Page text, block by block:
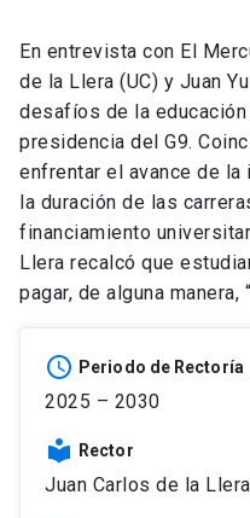
En entrevista con El
de la Llera (UC) y Juan
desafíos de la
presidencia del G9.
enfrentar el avance de
la duración de las
financiamiento
Llera recalcó que
pagar, de alguna
schedule Periodo de Rectoría
2025 – 2030
local_library Rector
Juan Carlos de la Llera